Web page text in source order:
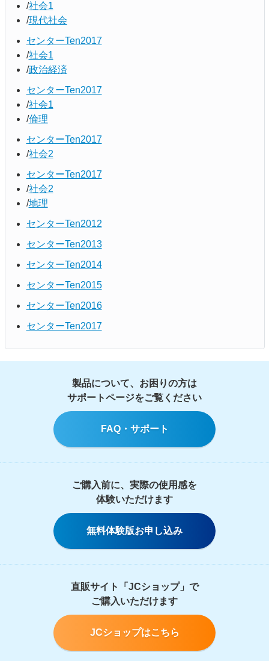
社会1
現代社会
センターTen2017
社会1
政治経済
センターTen2017
社会1
倫理
センターTen2017
社会2
センターTen2017
社会2
地理
センターTen2012
センターTen2013
センターTen2014
センターTen2015
センターTen2016
センターTen2017
製品について、お困りの方は
サポートページをご覧ください
FAQ・サポート
ご購入前に、実際の使用感を
体験いただけます
無料体験版お申し込み
直販サイト「JCショップ」で
ご購入いただけます
JCショップはこちら